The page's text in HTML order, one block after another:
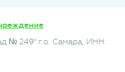
№ 249" г.о. Самара, ИНН: